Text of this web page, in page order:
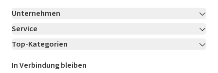
Unternehmen
Über LeasingMarkt.de
Karriere Jetzt bewerben!
Für Händler
Service
Kontakt
Ratgeber
Top-Kategorien
Leasing Deals
In Verbindung bleiben